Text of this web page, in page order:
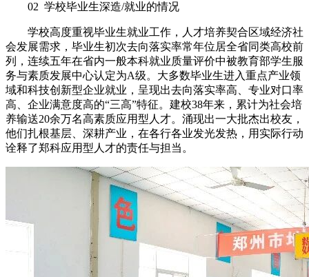
02 学校毕业生深造/就业的情况
学校高度重视毕业生就业工作，人才培养契合区域经济社
会发展需求，毕业生初次去向落实率常年位居全省同类高校前
列，连续五年在省内一般本科就业质量评价中被教育部学生服
务与素质发展中心认定为A级。大多数毕业生进入重点产业领
域和科技创新型企业就业，呈现出去向落实率高、专业对口率
高、企业满意度高的“三高”特征。建校38年来，累计为社会培
养输送20余万名高素质应用型人才。涌现出一大批杰出校友，
他们扎根基层、深耕产业，在各行各业发光发热，用实际行动
诠释了郑科应用型人才的责任与担当。